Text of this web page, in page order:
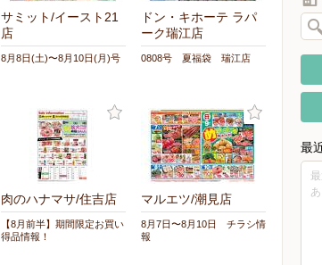
サミット/イースト21
店
8月8日(土)〜8月10日(月)号
ドン・キホーテ ラパ
ーク瑞江店
0808号 夏福袋 瑞江店
肉のハナマサ/住吉店
【8月前半】期間限定お買い
得品情報！
マルエツ/潮見店
8月7日〜8月10日 チラシ情
報
最